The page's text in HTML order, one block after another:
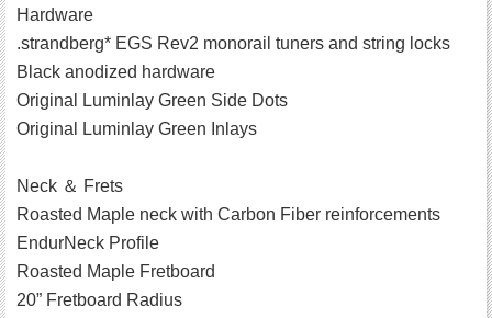
Hardware
.strandberg* EGS Rev2 monorail tuners and string locks
Black anodized hardware
Original Luminlay Green Side Dots
Original Luminlay Green Inlays
Neck ＆ Frets
Roasted Maple neck with Carbon Fiber reinforcements
EndurNeck Profile
Roasted Maple Fretboard
20” Fretboard Radius